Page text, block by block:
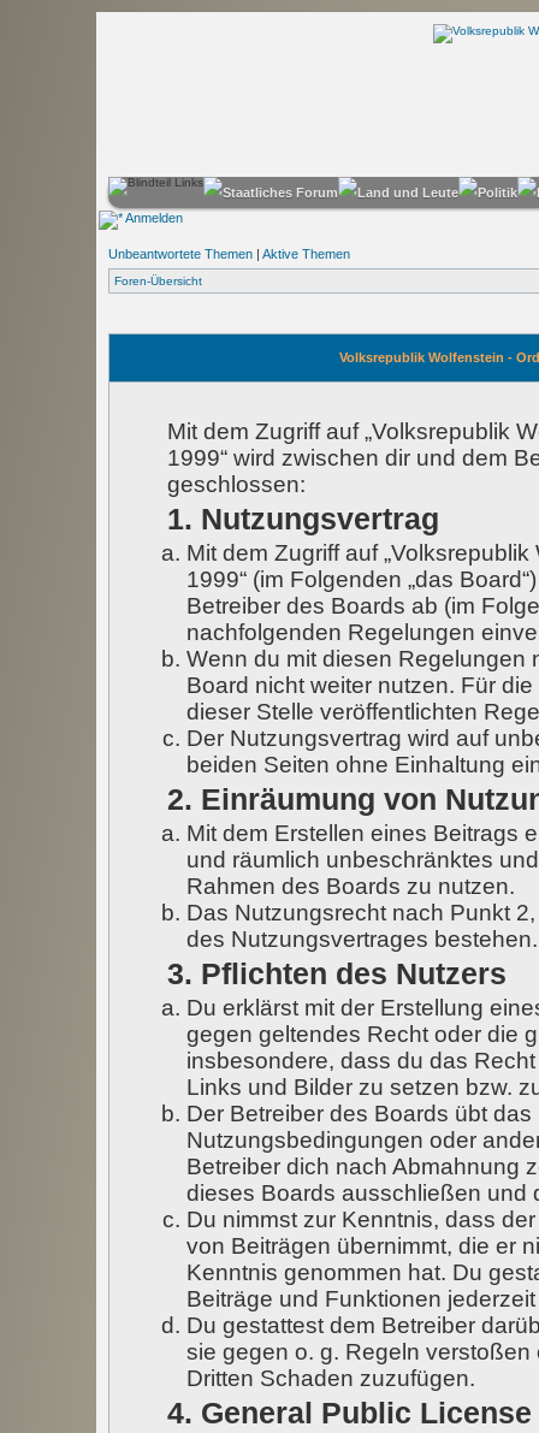
Anmelden
Unbeantwortete Themen | Aktive Themen
Foren-Übersicht
Volksrepublik Wolfenstein -
Mit dem Zugriff auf „Volksrepublik
1999“ wird zwischen dir und dem
geschlossen:
1. Nutzungsvertrag
Mit dem Zugriff auf
1999“ (im Folgenden „das
Betreiber des Boards ab (im
nachfolgenden Regelungen
Wenn du mit diesen Regelungen
Board nicht weiter nutzen. Für
dieser Stelle veröffentlichten
Der Nutzungsvertrag wird auf
beiden Seiten ohne Einhaltung
2. Einräumung von
Mit dem Erstellen eines Beitrags
und räumlich unbeschränktes
Rahmen des Boards zu nutzen.
Das Nutzungsrecht nach Punkt
des Nutzungsvertrages bestehen.
3. Pflichten des Nutzers
Du erklärst mit der Erstellung
gegen geltendes Recht oder die
insbesondere, dass du das
Links und Bilder zu setzen bzw.
Der Betreiber des Boards übt
Nutzungsbedingungen oder
Betreiber dich nach Abmahnung
dieses Boards ausschließen und
Du nimmst zur Kenntnis, dass
von Beiträgen übernimmt, die er
Kenntnis genommen hat. Du
Beiträge und Funktionen
Du gestattest dem Betreiber
sie gegen o. g. Regeln
Dritten Schaden zuzufügen.
4. General Public License